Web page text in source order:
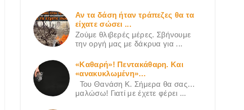
Αν τα δάση ήταν τράπεζες θα τα
είχατε σώσει ...
Ζούμε θλιβερές μέρες. Σβήνουμε
την οργή μας με δάκρυα για ...
«Καθαρή»! Πεντακάθαρη. Και
«ανακυκλωμένη»…
Του Θανάση Κ. Σήμερα θα σας…
μαλώσω! Γιατί με έχετε φέρει ...